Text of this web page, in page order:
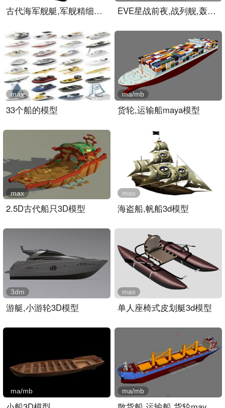
古代海军舰艇,军舰精细模型.. EVE星战前夜,战列舰,轰炸机..
33个船的模型
max
货轮,运输船maya模型
ma/mb
2.5D古代船只3D模型
max
海盗船,帆船3d模型
max
游艇,小游轮3D模型
3dm
单人座椅式皮划艇3d模型
max
ma/mb ma/mb